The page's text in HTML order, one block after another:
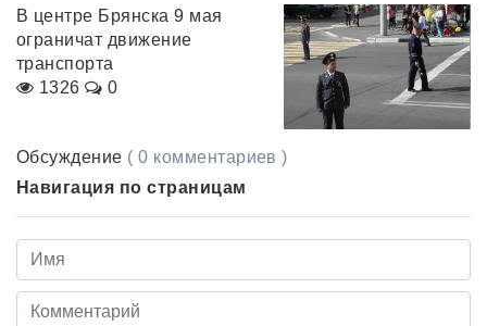
В центре Брянска 9 мая
ограничат движение
транспорта
1326
0
Обсуждение ( 0 комментариев )
Навигация по страницам